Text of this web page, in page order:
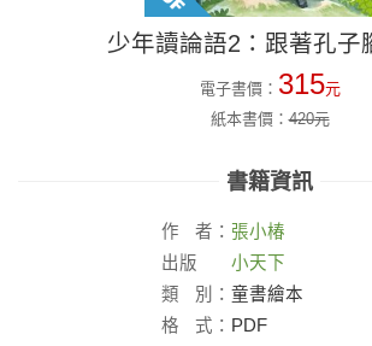
少年讀論語2：跟著孔子
電子書價： 315元
紙本書價：420元
書籍資訊
作 者： 張小椿
出版
社：
小天下
類
別： 童書繪本
格
式： PDF